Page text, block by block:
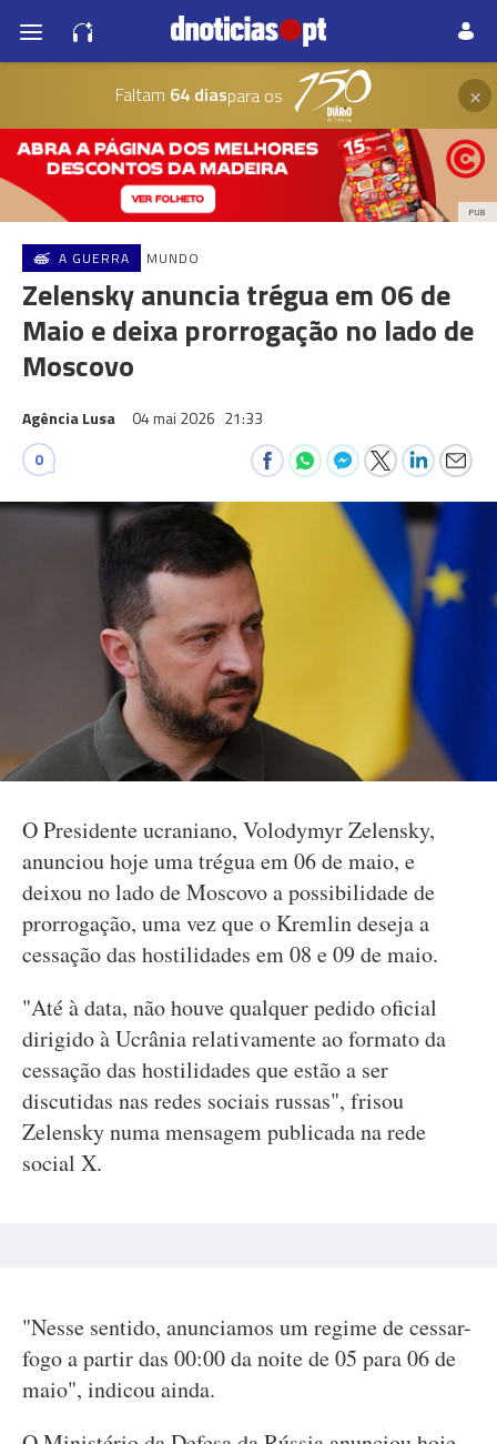
Faltam 64 diaspara os ×
PUB
A GUERRA MUNDO
Zelensky anuncia trégua em 06 de
Maio e deixa prorrogação no lado de
Moscovo
Agência Lusa 04 mai 2026 21:33
0
O Presidente ucraniano, Volodymyr Zelensky,
anunciou hoje uma trégua em 06 de maio, e
deixou no lado de Moscovo a possibilidade de
prorrogação, uma vez que o Kremlin deseja a
cessação das hostilidades em 08 e 09 de maio.
"Até à data, não houve qualquer pedido oficial
dirigido à Ucrânia relativamente ao formato da
cessação das hostilidades que estão a ser
discutidas nas redes sociais russas", frisou
Zelensky numa mensagem publicada na rede
social X.
"Nesse sentido, anunciamos um regime de cessar-
fogo a partir das 00:00 da noite de 05 para 06 de
maio", indicou ainda.